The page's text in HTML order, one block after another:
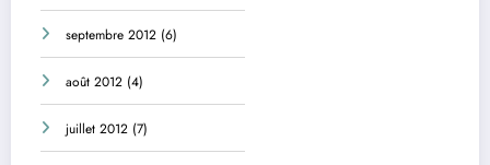
septembre 2012 (6)
août 2012 (4)
juillet 2012 (7)